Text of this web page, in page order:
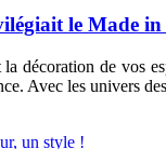
le Made in
la décoration de vos
Avec les univers